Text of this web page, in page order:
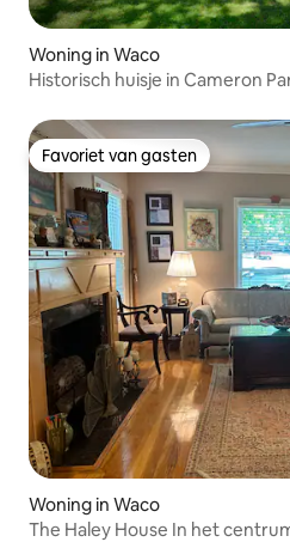
Woning in Waco
Historisch huisje in Cameron
Favoriet van gasten
Favoriet van gasten
Woning in Waco
The Haley House In